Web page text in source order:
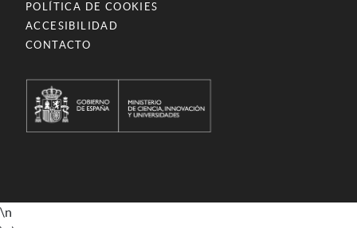
POLÍTICA DE COOKIES
ACCESIBILIDAD
CONTACTO
\n